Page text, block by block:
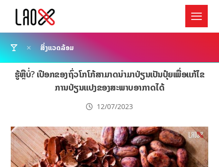
ສິ່ງແວດລ້ອມ
ຮູ້ຫຼືບໍ່? ເປືອກຂອງຖົ່ວໂກໂກ້ສາມາດນຳມາປ່ຽນເປັນປຸ໋ຍເພື່ອແກ້ໄຂ
ການປ່ຽນແປງຂອງສະພາບອາກາດໄດ້
12/07/2023